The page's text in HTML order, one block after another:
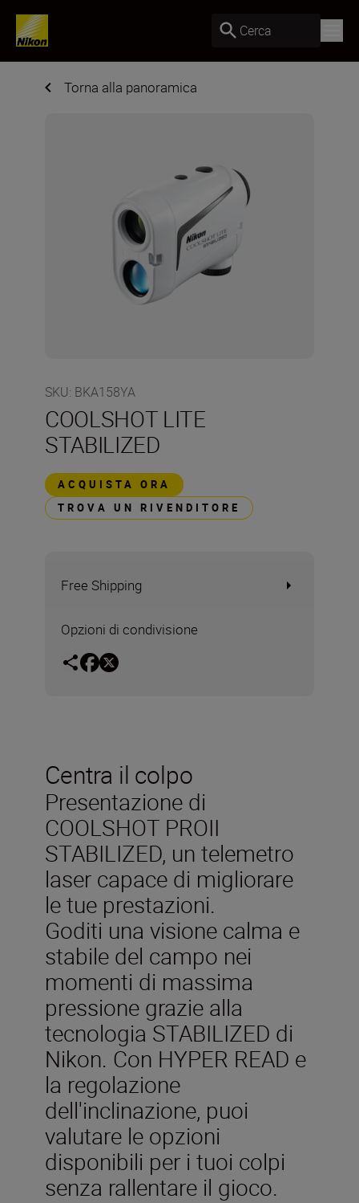
Cerca
Torna alla panoramica
SKU: BKA158YA
COOLSHOT LITE
STABILIZED
ACQUISTA ORA
TROVA UN RIVENDITORE
Free Shipping
Opzioni di condivisione
Centra il colpo
Presentazione di
COOLSHOT PROII
STABILIZED, un telemetro
laser capace di migliorare
le tue prestazioni.
Goditi una visione calma e
stabile del campo nei
momenti di massima
pressione grazie alla
tecnologia STABILIZED di
Nikon. Con HYPER READ e
la regolazione
dell'inclinazione, puoi
valutare le opzioni
disponibili per i tuoi colpi
senza rallentare il gioco.